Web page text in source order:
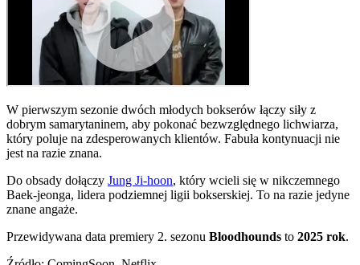
W pierwszym sezonie dwóch młodych bokserów łączy siły z
dobrym samarytaninem, aby pokonać bezwzględnego lichwiarza,
który poluje na zdesperowanych klientów. Fabuła kontynuacji nie
jest na razie znana.
Do obsady dołączy Jung Ji-hoon, który wcieli się w nikczemnego
Baek-jeonga, lidera podziemnej ligii bokserskiej. To na razie jedyne
znane angaże.
Przewidywana data premiery 2. sezonu Bloodhounds to 2025 rok.